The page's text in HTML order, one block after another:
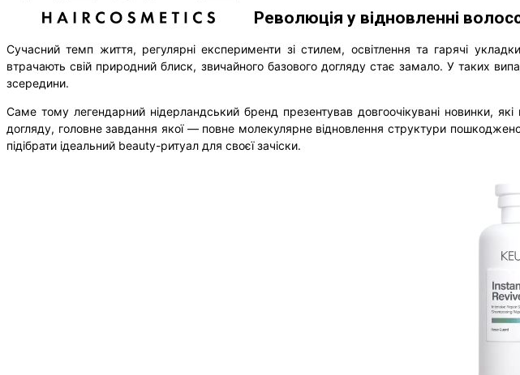
Революція у відновленні
Сучасний темп життя, регулярні експерименти зі стилем, освітлення та гарячі
втрачають свій природний блиск, звичайного базового догляду стає замало. У таких
зсередини.
Саме тому легендарний нідерландський бренд презентував довгоочікувані новинки,
догляду, головне завдання якої — повне молекулярне відновлення структури
підібрати ідеальний beauty-ритуал для своєї зачіски.